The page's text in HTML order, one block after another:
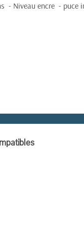
- Niveau encre - puce